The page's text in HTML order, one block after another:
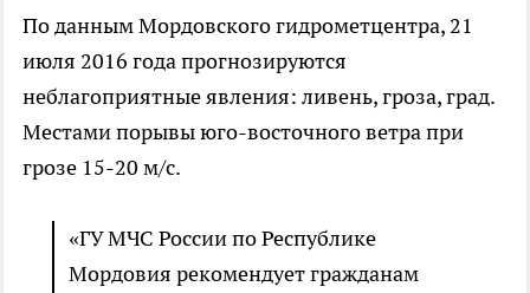
По данным Мордовского гидрометцентра, 21
июля 2016 года прогнозируются
неблагоприятные явления: ливень, гроза, град.
Местами порывы юго-восточного ветра при
грозе 15-20 м/с.
«ГУ МЧС России по Республике
Мордовия рекомендует гражданам